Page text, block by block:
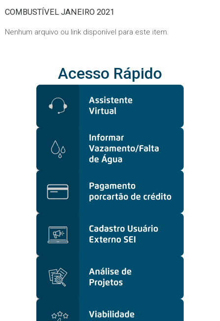
COMBUSTÍVEL JANEIRO 2021
Nenhum arquivo ou link disponível para este item.
Acesso Rápido